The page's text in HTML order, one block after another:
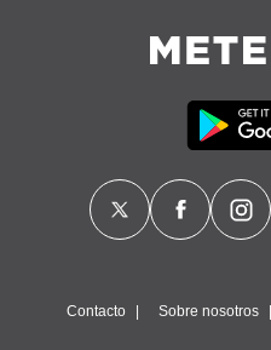
Contacto Sobre nosotros